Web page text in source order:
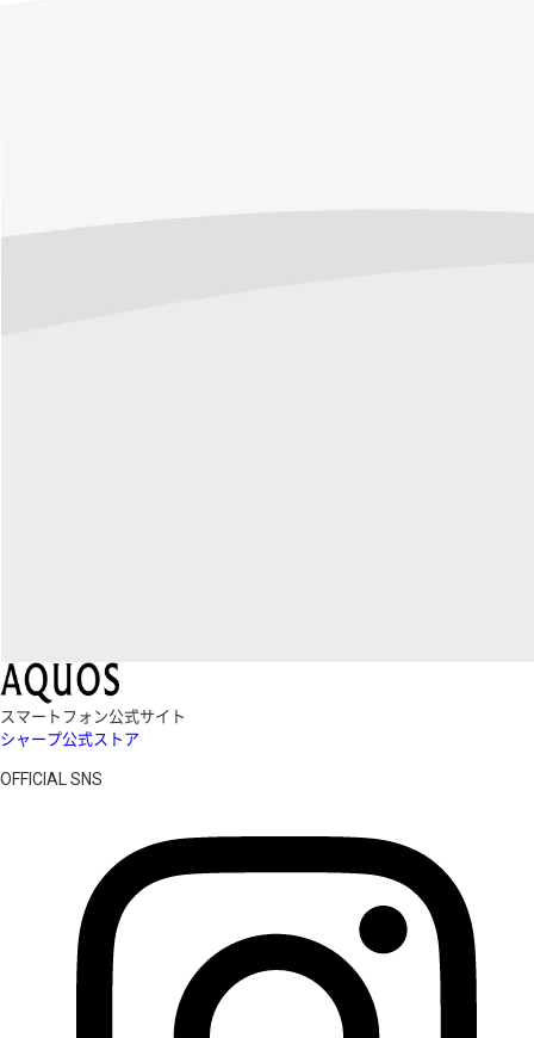
スマートフォン公式サイト
シャープ公式ストア
OFFICIAL SNS